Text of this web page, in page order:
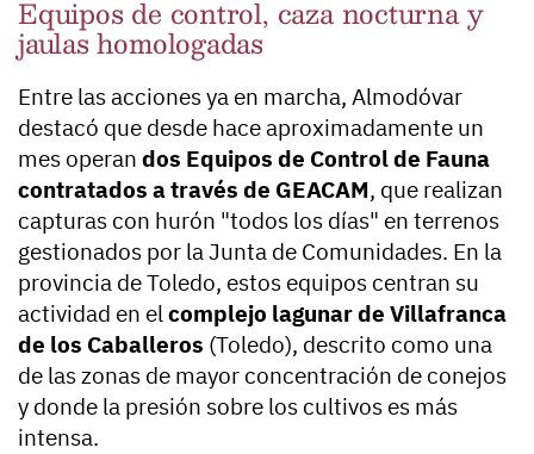
Equipos de control, caza nocturna y
jaulas homologadas
Entre las acciones ya en marcha, Almodóvar
destacó que desde hace aproximadamente un
mes operan dos Equipos de Control de Fauna
contratados a través de GEACAM, que realizan
capturas con hurón "todos los días" en terrenos
gestionados por la Junta de Comunidades. En la
provincia de Toledo, estos equipos centran su
actividad en elcomplejo lagunar de Villafranca
de los Caballeros (Toledo), descrito como una
de las zonas de mayor concentración de conejos
y donde la presión sobre los cultivos es más
intensa.